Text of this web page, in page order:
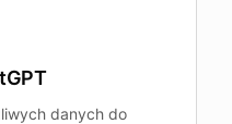
danych do